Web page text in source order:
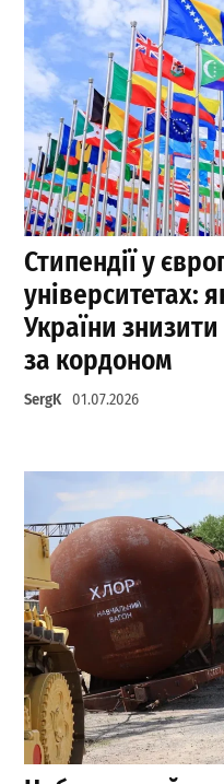
Стипендії у
університетах:
України
за кордоном
SergK 01.07.2026